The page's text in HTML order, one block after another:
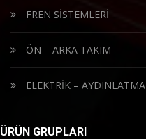
FREN SİSTEMLERİ
ÖN – ARKA TAKIM
ELEKTRİK – AYDINLATMA
ÜRÜN GRUPLARI